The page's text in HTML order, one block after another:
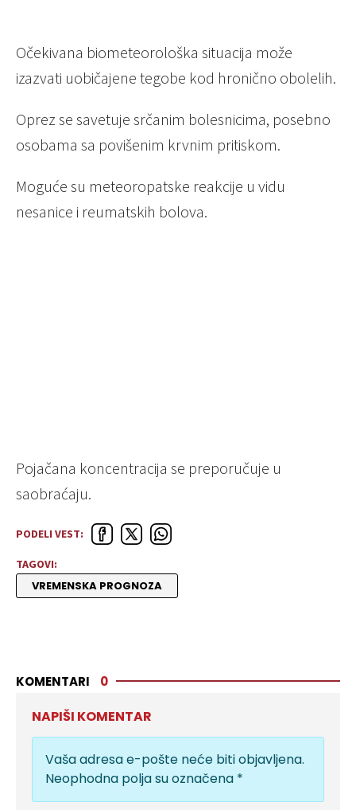
Očekivana biometeorološka situacija može
izazvati uobičajene tegobe kod hronično obolelih.
Oprez se savetuje srčanim bolesnicima, posebno
osobama sa povišenim krvnim pritiskom.
Moguće su meteoropatske reakcije u vidu
nesanice i reumatskih bolova.
Pojačana koncentracija se preporučuje u
saobraćaju.
PODELI VEST:
TAGOVI:
VREMENSKA PROGNOZA
KOMENTARI 0
NAPIŠI KOMENTAR
Vaša adresa e-pošte neće biti objavljena.
Neophodna polja su označena *